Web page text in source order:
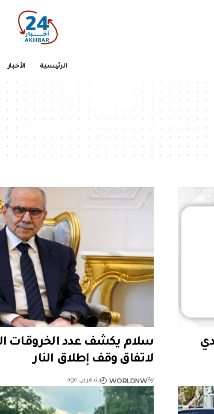
الرئيسية الأخبار
سلام يكشف عدد الخروقات
لاتفاق وقف إطلاق النار
By
WORLDNW شهرين ago